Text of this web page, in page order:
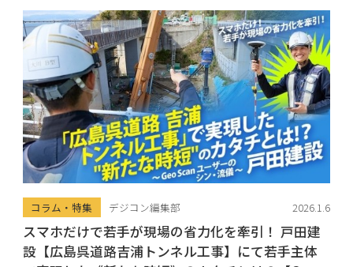
コラム・特集 デジコン編集部 2026.1.6
スマホだけで若手が現場の省力化を牽引！ 戸田建
設【広島呉道路吉浦トンネル工事】にて若手主体